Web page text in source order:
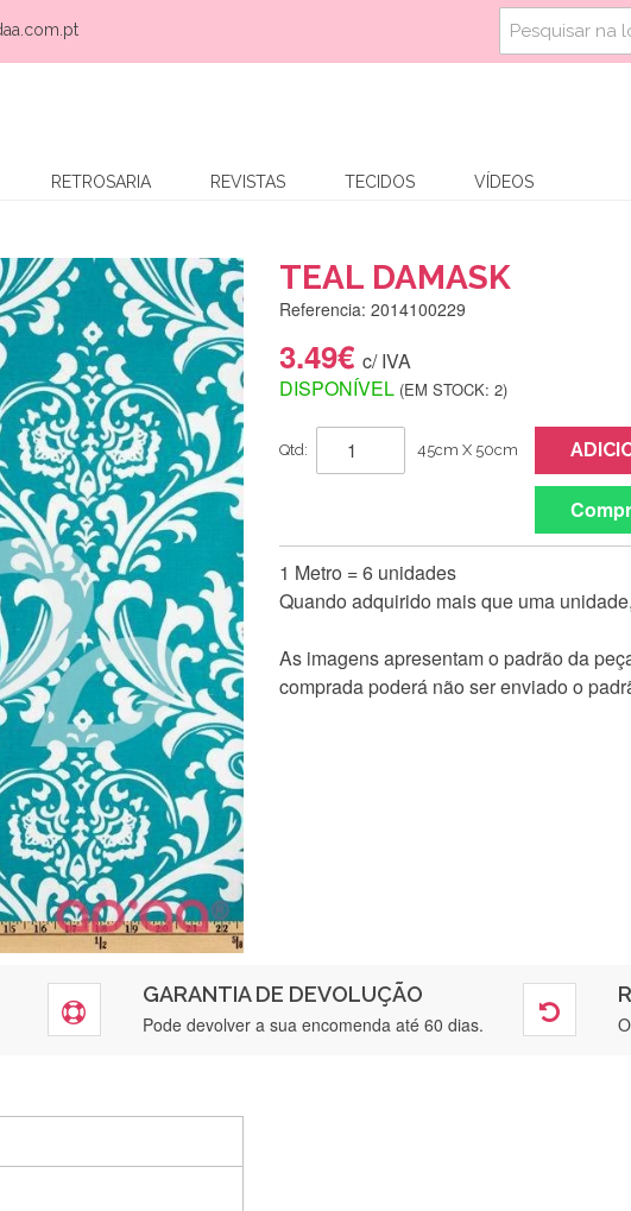
RETROSARIA REVISTAS TECIDOS VÍDEOS
TEAL DAMASK
Referencia: 2014100229
3.49€ c/ IVA
DISPONÍVEL (EM STOCK: 2)
Qtd: 45cm X 50cm
1 Metro = 6 unidades
Quando adquirido mais que uma
As imagens apresentam o padrão da
comprada poderá não ser enviado o
GARANTIA DE DEVOLUÇÃO
Pode devolver a sua encomenda até 60 dias.
Silvia Lopes